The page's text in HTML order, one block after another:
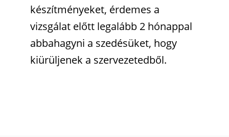
készítményeket, érdemes a
vizsgálat előtt legalább 2 hónappal
abbahagyni a szedésüket, hogy
kiürüljenek a szervezetedből.